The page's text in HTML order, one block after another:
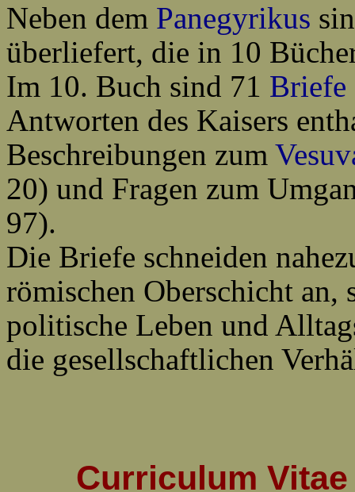
Neben dem Panegyrikus
überliefert, die in 10
Im 10. Buch sind 71 Briefe
Antworten des Kaisers
Beschreibungen zum
20) und Fragen zum
97).
Die Briefe schneiden
römischen Oberschicht an,
politische Leben und
die gesellschaftlichen
Curriculum